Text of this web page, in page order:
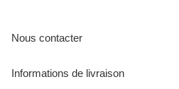
Nous contacter
Informations de livraison